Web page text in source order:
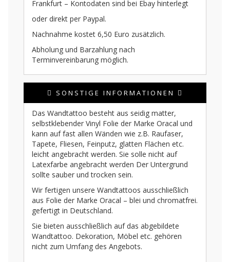
Frankfurt – Kontodaten sind bei Ebay hinterlegt
oder direkt per Paypal.
Nachnahme kostet 6,50 Euro zusätzlich.
Abholung und Barzahlung nach
Terminvereinbarung möglich.
SONSTIGE INFORMATIONEN
Das Wandtattoo besteht aus seidig matter,
selbstklebender Vinyl Folie der Marke Oracal und
kann auf fast allen Wänden wie z.B. Raufaser,
Tapete, Fliesen, Feinputz, glatten Flächen etc.
leicht angebracht werden. Sie solle nicht auf
Latexfarbe angebracht werden Der Untergrund
sollte sauber und trocken sein.
Wir fertigen unsere Wandtattoos ausschließlich
aus Folie der Marke Oracal – blei und chromatfrei.
gefertigt in Deutschland.
Sie bieten ausschließlich auf das abgebildete
Wandtattoo. Dekoration, Möbel etc. gehören
nicht zum Umfang des Angebots.